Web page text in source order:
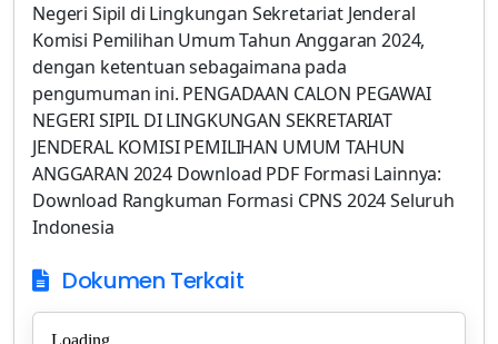
Negeri Sipil di Lingkungan Sekretariat Jenderal
Komisi Pemilihan Umum Tahun Anggaran 2024,
dengan ketentuan sebagaimana pada
pengumuman ini. PENGADAAN CALON PEGAWAI
NEGERI SIPIL DI LINGKUNGAN SEKRETARIAT
JENDERAL KOMISI PEMILIHAN UMUM TAHUN
ANGGARAN 2024 Download PDF Formasi Lainnya:
Download Rangkuman Formasi CPNS 2024 Seluruh
Indonesia
Dokumen Terkait